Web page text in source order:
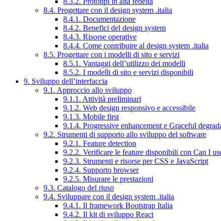
8.4. Progettare con il design system .italia
8.4.1. Documentazione
8.4.2. Benefici del design system
8.4.3. Risorse operative
8.4.4. Come contribuire al design system .italia
8.5. Progettare con i modelli di sito e servizi
8.5.1. Vantaggi dell’utilizzo dei modelli
8.5.2. I modelli di sito e servizi disponibili
9. Sviluppo dell’interfaccia
9.1. Approccio allo sviluppo
9.1.1. Attività preliminari
9.1.2. Web design responsivo e accessibile
9.1.3. Mobile first
9.1.4. Progressive enhancement e Graceful
9.2. Strumenti di supporto allo sviluppo del software
9.2.1. Feature detection
9.2.2. Verificare le feature disponibili con Can I
9.2.3. Strumenti e risorse per CSS e JavaScript
9.2.4. Supporto browser
9.2.5. Misurare le prestazioni
9.3. Catalogo del riuso
9.4. Sviluppare con il design system .italia
9.4.1. Il framework Bootstrap Italia
9.4.2. Il kit di sviluppo React